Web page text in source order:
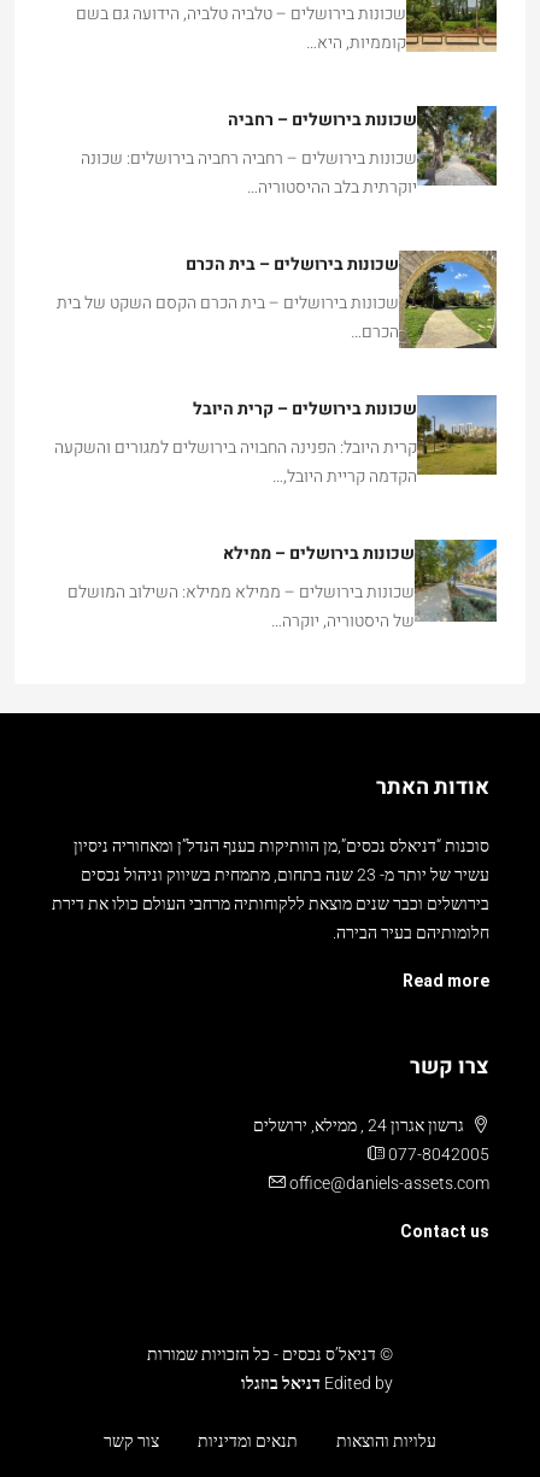
שכונות בירושלים – טלביה טלביה, הידועה גם בשם
קוממיות, היא…
שכונות בירושלים – רחביה
שכונות בירושלים – רחביה רחביה בירושלים: שכונה
יוקרתית בלב ההיסטוריה…
שכונות בירושלים – בית הכרם
שכונות בירושלים – בית הכרם הקסם השקט של בית
הכרם…
שכונות בירושלים – קרית היובל
קרית היובל: הפנינה החבויה בירושלים למגורים והשקעה
הקדמה קריית היובל,…
שכונות בירושלים – ממילא
שכונות בירושלים – ממילא ממילא: השילוב המושלם
של היסטוריה, יוקרה…
אודות האתר
סוכנות “דניאלס נכסים”,מן הוותיקות בענף הנדל”ן ומאחוריה ניסיון
עשיר של יותר מ- 23 שנה בתחום, מתמחית בשיווק וניהול נכסים
בירושלים וכבר שנים מוצאת ללקוחותיה מרחבי העולם כולו את דירת
חלומותיהם בעיר הבירה.
Read more
צרו קשר
גרשון אגרון 24 , ממילא, ירושלים
077-8042005
office@daniels-assets.com
Contact us
© דניאל’ס נכסים - כל הזכויות שמורות
Edited by דניאל בוזגלו
עלויות והוצאות תנאים ומדיניות צור קשר